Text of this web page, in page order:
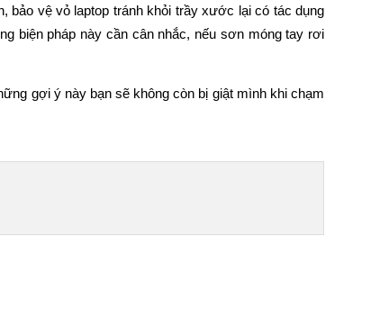
bảo vệ vỏ laptop tránh khỏi trầy xước lại có tác dụng
biện pháp này cần cân nhắc, nếu sơn móng tay rơi
gợi ý này bạn sẽ không còn bị giật mình khi chạm